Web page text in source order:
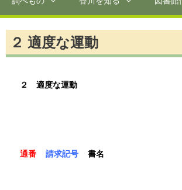
２ 適度な運動
２ 適度な運動
通番 請求記号 書名